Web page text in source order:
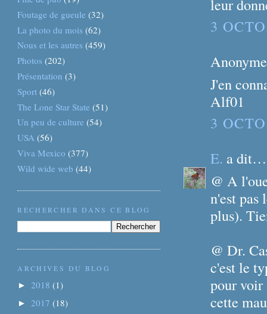
leur
3
J'en
Alf01
3
E. a dit…
@ A
n'est pas
plus).
@ Dr.
c'est le
pour voir
cette
Foutage de gueule (32)
La photo du mois (62)
Nous et les autres (459)
Photos (202)
Présentation (3)
Sport (46)
The Lone Star State (51)
Un peu de culture (54)
USA (56)
Viva Mexico (377)
Wild wide web (44)
RECHERCHER DANS CE BLOG
ARCHIVES DU BLOG
►2018(1)
►2017(18)